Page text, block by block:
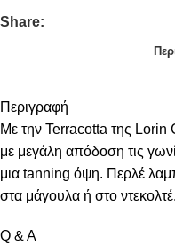
Share:
Περιγραφή
Με την Terracotta της Lorin
με μεγάλη απόδοση τις
μια tanning όψη. Περλέ
στα μάγουλα ή στο ντεκολτέ.
Q & A